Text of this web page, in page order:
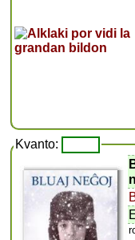
Kvanto: